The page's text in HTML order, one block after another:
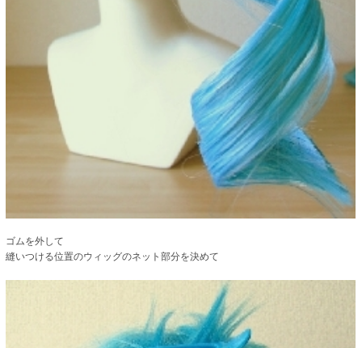
ゴムを外して
縫いつける位置のウィッグのネット部分を決めて